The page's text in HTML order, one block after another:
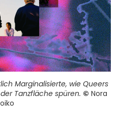
Marginalisierte, wie Queers
Tanzfläche spüren. © Nora